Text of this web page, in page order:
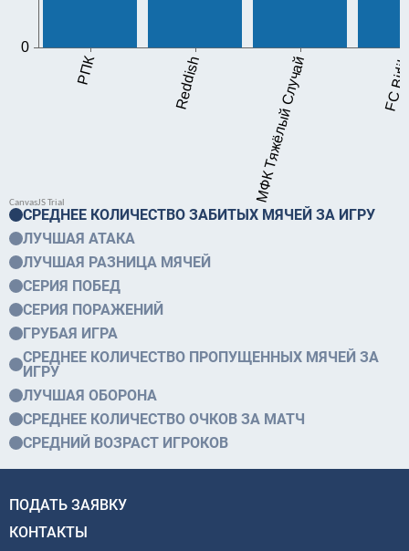
СРЕДНЕЕ КОЛИЧЕСТВО ЗАБИТЫХ МЯЧЕЙ ЗА ИГРУ
ЛУЧШАЯ АТАКА
ЛУЧШАЯ РАЗНИЦА МЯЧЕЙ
СЕРИЯ ПОБЕД
СЕРИЯ ПОРАЖЕНИЙ
ГРУБАЯ ИГРА
СРЕДНЕЕ КОЛИЧЕСТВО ПРОПУЩЕННЫХ МЯЧЕЙ ЗА
ИГРУ
ЛУЧШАЯ ОБОРОНА
СРЕДНЕЕ КОЛИЧЕСТВО ОЧКОВ ЗА МАТЧ
СРЕДНИЙ ВОЗРАСТ ИГРОКОВ
ПОДАТЬ ЗАЯВКУ
КОНТАКТЫ